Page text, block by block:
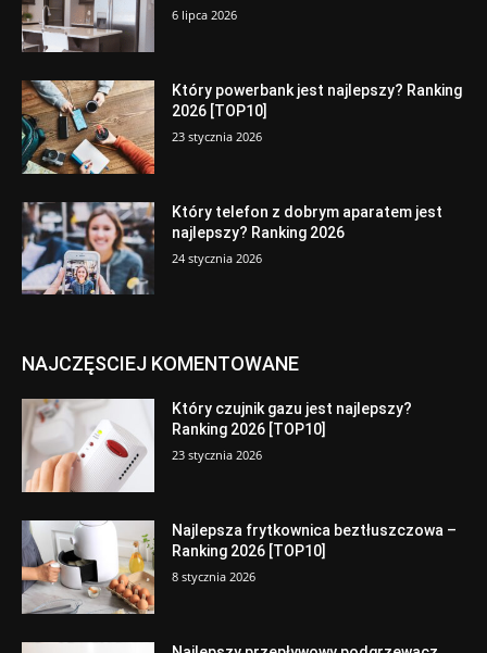
6 lipca 2026
Który powerbank jest najlepszy? Ranking
2026 [TOP10]
23 stycznia 2026
Który telefon z dobrym aparatem jest
najlepszy? Ranking 2026
24 stycznia 2026
NAJCZĘSCIEJ KOMENTOWANE
Który czujnik gazu jest najlepszy?
Ranking 2026 [TOP10]
23 stycznia 2026
Najlepsza frytkownica beztłuszczowa –
Ranking 2026 [TOP10]
8 stycznia 2026